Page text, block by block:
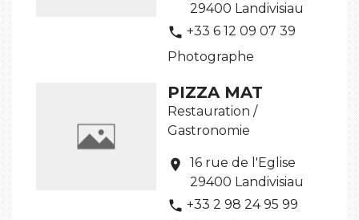
29400 Landivisiau
phone +33 6 12 09 07 39
Photographe
PIZZA MAT
Restauration /
Gastronomie
location_on
16 rue de l'Eglise
29400 Landivisiau
phone +33 2 98 24 95 99